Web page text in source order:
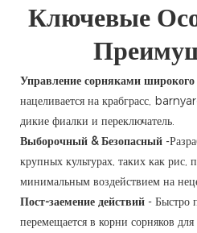
Ключевые
Управление сорняками широкого
нацеливается на крабграсс,
дикие фиалки и переключатель.
Выборочный & Безопасный -
крупных культурах, таких как рис,
минимальным воздействием на
Пост-заемение действий - Быстро
перемещается в корни сорняков